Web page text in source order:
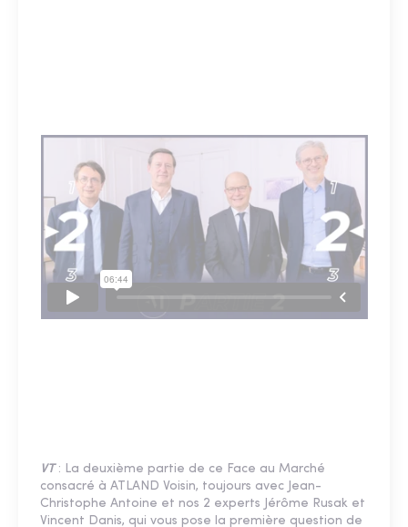
VT: La deuxième partie de ce Face au Marché
consacré à ATLAND Voisin, toujours avec Jean-
Christophe Antoine et nos 2 experts Jérôme Rusak et
Vincent Danis, qui vous pose la première question de